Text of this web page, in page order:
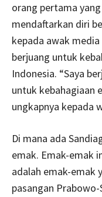
orang pertama
mendaftarkan diri
kepada awak
berjuang untuk
Indonesia. “Saya
untuk kebahagiaan
ungkapnya kepada
Di mana ada
emak. Emak-emak
adalah emak-emak
pasangan